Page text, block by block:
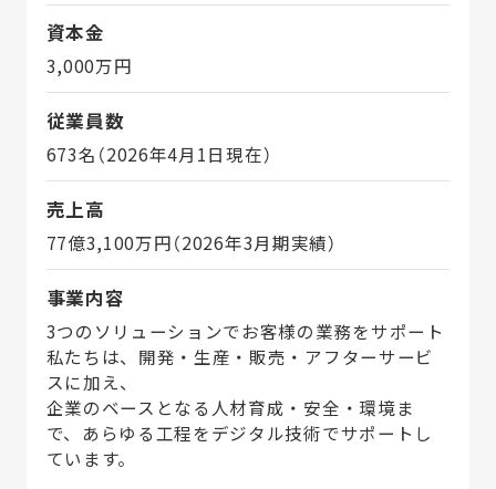
資本金
3,000万円
従業員数
673名（2026年4月1日現在）
売上高
77億3,100万円（2026年3月期実績）
事業内容
3つのソリューションでお客様の業務をサポート
私たちは、開発・生産・販売・アフターサービ
スに加え、
企業のベースとなる人材育成・安全・環境ま
で、あらゆる工程をデジタル技術でサポートし
ています。